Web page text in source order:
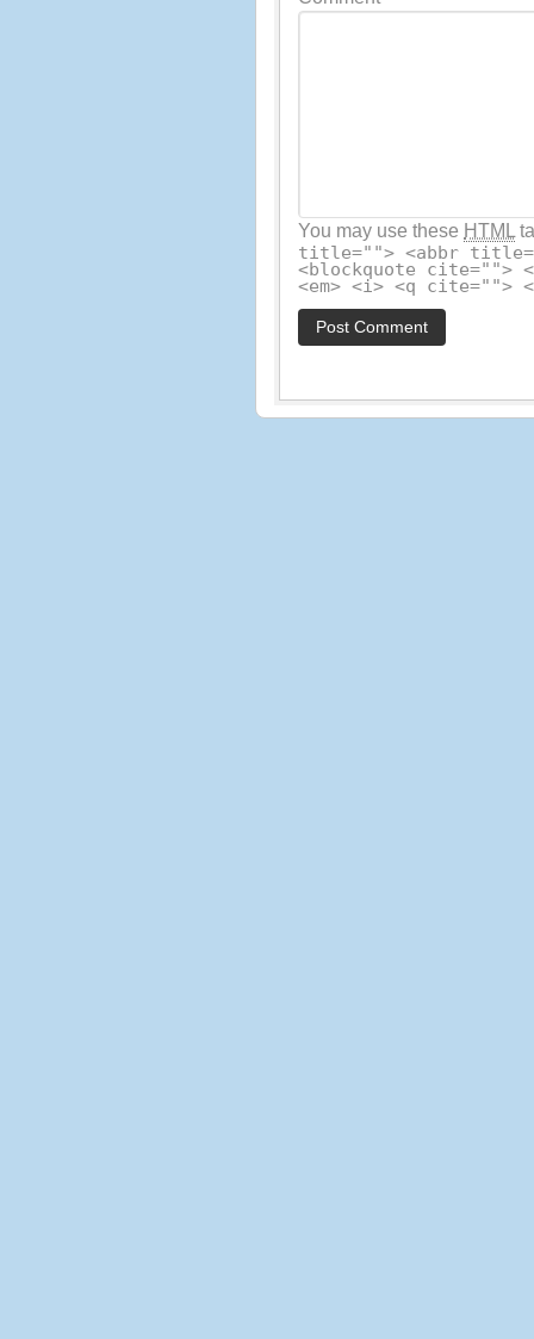
You may use these HTML
title=""> <abbr
<blockquote cite="">
<em> <i> <q cite="">